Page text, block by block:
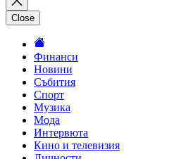
Close
Финанси
Новини
Събития
Спорт
Музика
Мода
Интервюта
Кино и телевизия